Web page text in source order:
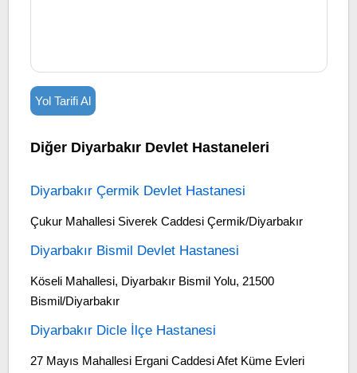
Yol Tarifi Al
Diğer Diyarbakır Devlet Hastaneleri
Diyarbakır Çermik Devlet Hastanesi
Çukur Mahallesi Siverek Caddesi Çermik/Diyarbakır
Diyarbakır Bismil Devlet Hastanesi
Köseli Mahallesi, Diyarbakır Bismil Yolu, 21500
Bismil/Diyarbakır
Diyarbakır Dicle İlçe Hastanesi
27 Mayıs Mahallesi Ergani Caddesi Afet Küme Evleri